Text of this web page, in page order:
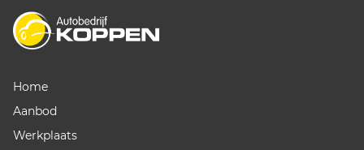
Home
Aanbod
Werkplaats